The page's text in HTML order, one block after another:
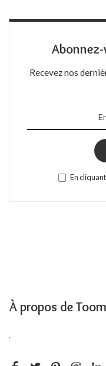
Recevez nos
En
À propos de
.